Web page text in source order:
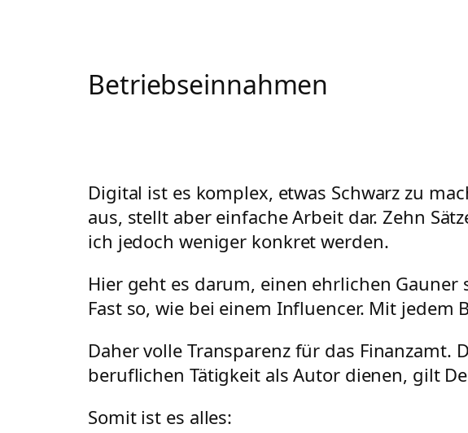
Betriebseinnahmen
Digital ist es komplex, etwas Schwarz zu
aus, stellt aber einfache Arbeit dar. Zehn
ich jedoch weniger konkret werden.
Hier geht es darum, einen ehrlichen
Fast so, wie bei einem Influencer. Mit
Daher volle Transparenz für das Finanzamt.
beruflichen Tätigkeit als Autor dienen, gilt
Somit ist es alles: